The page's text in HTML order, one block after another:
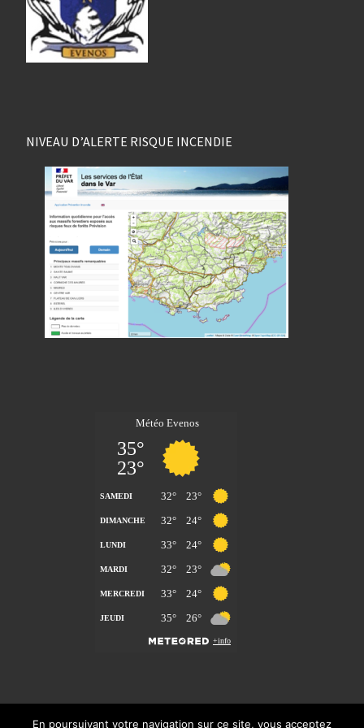
NIVEAU D’ALERTE RISQUE INCENDIE
En poursuivant votre navigation sur ce site, vous acceptez